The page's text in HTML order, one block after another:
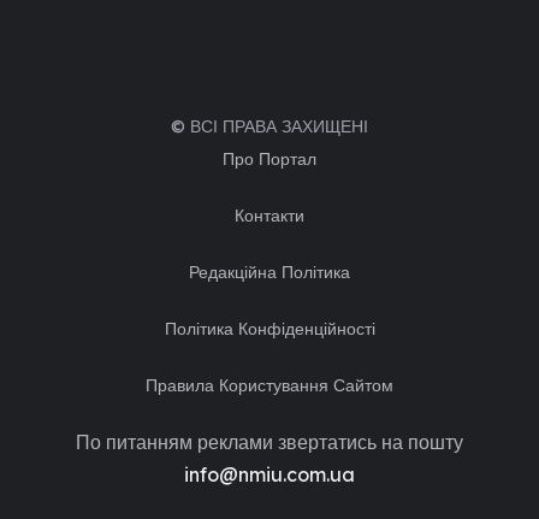
© ВСІ ПРАВА ЗАХИЩЕНІ
Про Портал
Контакти
Редакційна Політика
Політика Конфіденційності
Правила Користування Сайтом
По питанням реклами звертатись на пошту
info@nmiu.com.ua